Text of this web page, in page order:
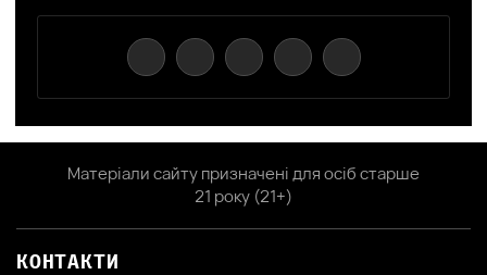
Матеріали сайту призначені для осіб старше
21 року (21+)
КОНТАКТИ